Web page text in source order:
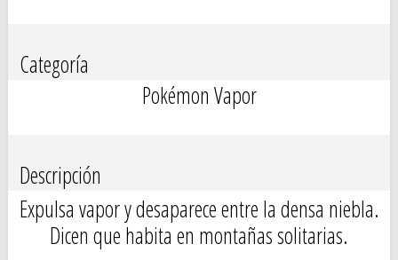
Categoría
Pokémon Vapor
Descripción
Expulsa vapor y desaparece entre la densa niebla.
Dicen que habita en montañas solitarias.